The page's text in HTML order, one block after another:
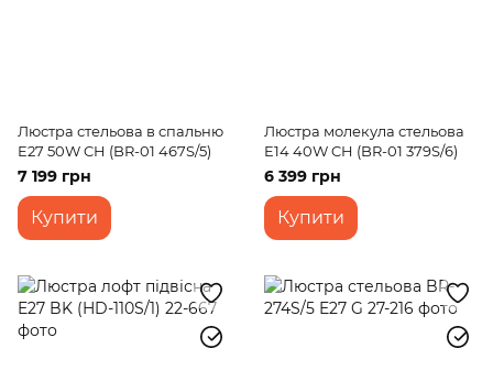
Люстра стельова в спальню
E27 50W CH (BR-01 467S/5)
7 199 грн
Купити
Люстра молекула стельова
E14 40W CH (BR-01 379S/6)
6 399 грн
Купити